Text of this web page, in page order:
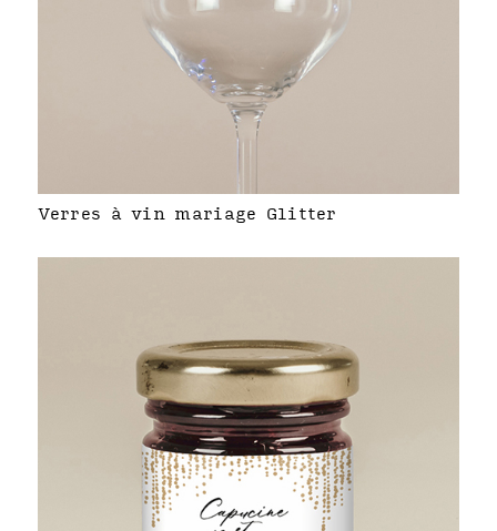
Verres à vin mariage Glitter